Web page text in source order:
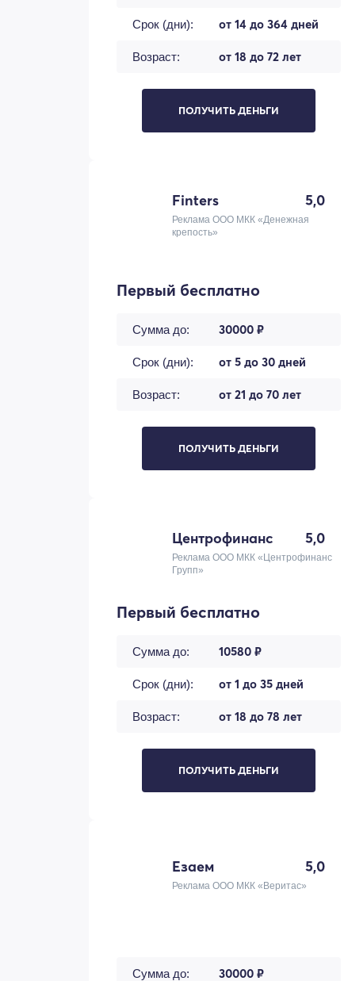
Срок (дни): от 14 до 364 дней
Возраст: от 18 до 72 лет
ПОЛУЧИТЬ ДЕНЬГИ
Finters 5,0
Реклама ООО МКК «Денежная
крепость»
Первый бесплатно
Сумма до: 30000 ₽
Срок (дни): от 5 до 30 дней
Возраст: от 21 до 70 лет
ПОЛУЧИТЬ ДЕНЬГИ
Центрофинанс 5,0
Реклама ООО МКК «Центрофинанс
Групп»
Первый бесплатно
Сумма до: 10580 ₽
Срок (дни): от 1 до 35 дней
Возраст: от 18 до 78 лет
ПОЛУЧИТЬ ДЕНЬГИ
Езаем 5,0
Реклама ООО МКК «Веритас»
Сумма до: 30000 ₽